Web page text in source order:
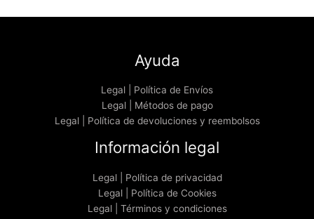
Ayuda
Legal | Política de Envíos
Legal | Métodos de pago
Legal | Política de devoluciones y reembolsos
Información legal
Legal | Política de privacidad
Legal | Política de Cookies
Legal | Términos y condiciones